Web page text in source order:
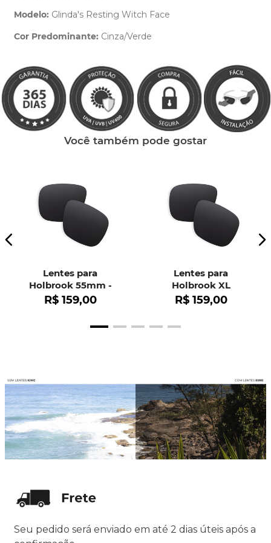
Modelo: Glinda's Resting Witch Face
Cor Predominante: Cinza/Verde
Você também pode gostar
Lentes para
Holbrook 55mm -
OO9102
R$ 159,00
Lentes para
Holbrook XL
R$ 159,00
Seu pedido será enviado em até 2 dias úteis após a